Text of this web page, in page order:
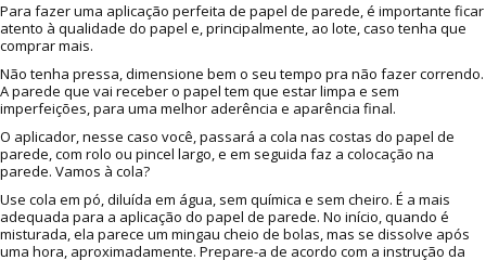
Para fazer uma aplicação perfeita de papel de parede, é importante ficar
atento à qualidade do papel e, principalmente, ao lote, caso tenha que
comprar mais.
Não tenha pressa, dimensione bem o seu tempo pra não fazer correndo.
A parede que vai receber o papel tem que estar limpa e sem
imperfeições, para uma melhor aderência e aparência final.
O aplicador, nesse caso você, passará a cola nas costas do papel de
parede, com rolo ou pincel largo, e em seguida faz a colocação na
parede. Vamos à cola?
Use cola em pó, diluída em água, sem química e sem cheiro. É a mais
adequada para a aplicação do papel de parede. No início, quando é
misturada, ela parece um mingau cheio de bolas, mas se dissolve após
uma hora, aproximadamente. Prepare-a de acordo com a instrução da